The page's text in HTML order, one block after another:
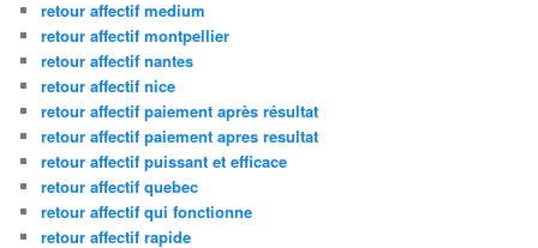
retour affectif medium
retour affectif montpellier
retour affectif nantes
retour affectif nice
retour affectif paiement après résultat
retour affectif paiement apres resultat
retour affectif puissant et efficace
retour affectif quebec
retour affectif qui fonctionne
retour affectif rapide